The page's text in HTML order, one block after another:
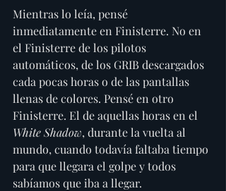
Mientras lo leía, pensé
inmediatamente en Finisterre. No en
el Finisterre de los pilotos
automáticos, de los GRIB descargados
cada pocas horas o de las pantallas
llenas de colores. Pensé en otro
Finisterre. El de aquellas horas en el
White Shadow, durante la vuelta al
mundo, cuando todavía faltaba tiempo
para que llegara el golpe y todos
sabíamos que iba a llegar.